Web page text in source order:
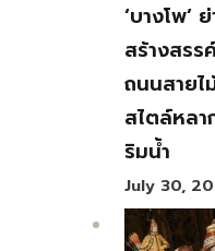
‘บางโพ’
สร้างสร
ถนนสายไ
สไตล์หลา
ริมน้ำ
July 30,